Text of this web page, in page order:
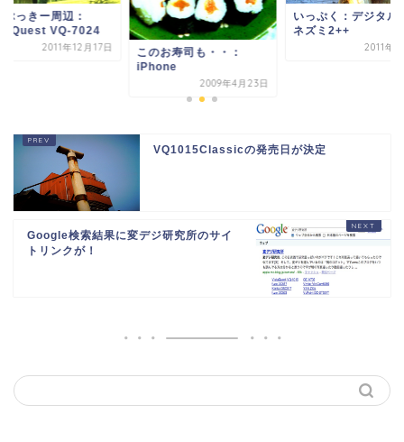
ぶっきー周辺：
VQ-7024
2011年12月17日
このお寿司も・・：
iPhone
2009年4月23日
いっぷく：デジタル
ネズミ2++
2011年9
VQ1015Classicの発売日が決定
Google検索結果に変デジ研究所のサイ
トリンクが！